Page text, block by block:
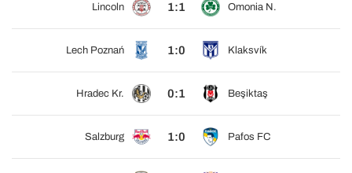
Lincoln 1:1 Omonia N.
Lech Poznań 1:0 Klaksvík
Hradec Kr. 0:1 Beşiktaş
Salzburg 1:0 Pafos FC